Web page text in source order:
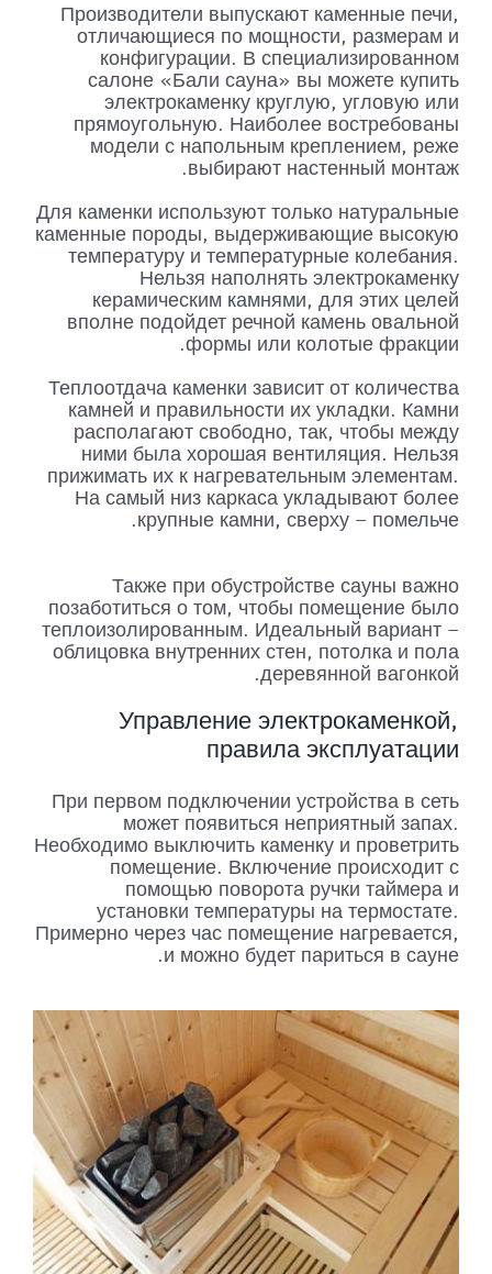
Производители выпускают каменные печи,
отличающиеся по мощности, размерам и
конфигурации. В специализированном
салоне «Бали сауна» вы можете купить
электрокаменку круглую, угловую или
прямоугольную. Наиболее востребованы
модели с напольным креплением, реже
выбирают настенный монтаж.
Для каменки используют только натуральные
каменные породы, выдерживающие высокую
температуру и температурные колебания.
Нельзя наполнять электрокаменку
керамическим камнями, для этих целей
вполне подойдет речной камень овальной
формы или колотые фракции.
Теплоотдача каменки зависит от количества
камней и правильности их укладки. Камни
располагают свободно, так, чтобы между
ними была хорошая вентиляция. Нельзя
прижимать их к нагревательным элементам.
На самый низ каркаса укладывают более
крупные камни, сверху – помельче.
Также при обустройстве сауны важно
позаботиться о том, чтобы помещение было
теплоизолированным. Идеальный вариант –
облицовка внутренних стен, потолка и пола
деревянной вагонкой.
Управление электрокаменкой,
правила эксплуатации
При первом подключении устройства в сеть
может появиться неприятный запах.
Необходимо выключить каменку и проветрить
помещение. Включение происходит с
помощью поворота ручки таймера и
установки температуры на термостате.
Примерно через час помещение нагревается,
и можно будет париться в сауне.